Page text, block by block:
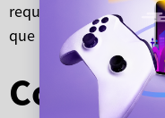
requieren que estés
que pueda aparecer.